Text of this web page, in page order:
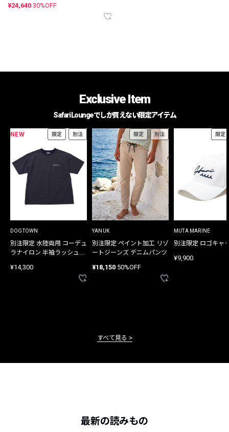
¥24,640 30%OFF
Exclusive Item
Safari Loungeでしか買えない限定アイテム
NEW 限定 別注
DOGTOWN
別注限定 水陸両用 コーデュ
ラナイロン 半袖ラッシュガ
¥14,300
限定 別注
YANUK
別注限定 ペイント加工 リゾ
ートジーンズ デニムパンツ
¥18,150 50%OFF
限定
MUTA MARINE
別注限定 ロゴキャ
¥9,900
すべて見る
最新の読みもの